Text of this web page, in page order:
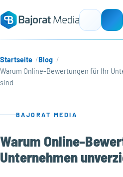
Startseite
Blog
Warum Online-Bewertungen für Ihr
sind
BAJORAT MEDIA
Warum Online-
Unternehmen